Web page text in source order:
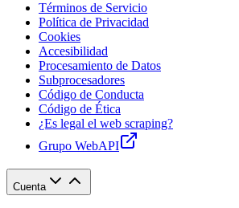
Términos de Servicio
Política de Privacidad
Cookies
Accesibilidad
Procesamiento de Datos
Subprocesadores
Código de Conducta
Código de Ética
¿Es legal el web scraping?
Grupo WebAPI
Cuenta